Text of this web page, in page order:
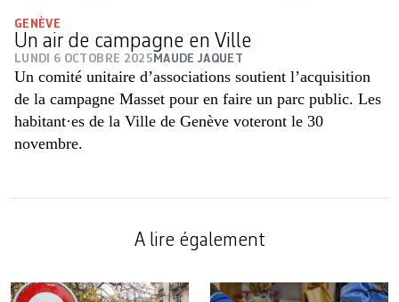
GENÈVE
Un air de campagne en Ville
LUNDI 6 OCTOBRE 2025 MAUDE JAQUET
Un comité unitaire d’associations soutient l’acquisition
de la campagne Masset pour en faire un parc public. Les
habitant·es de la Ville de Genève voteront le 30
novembre.
A lire également